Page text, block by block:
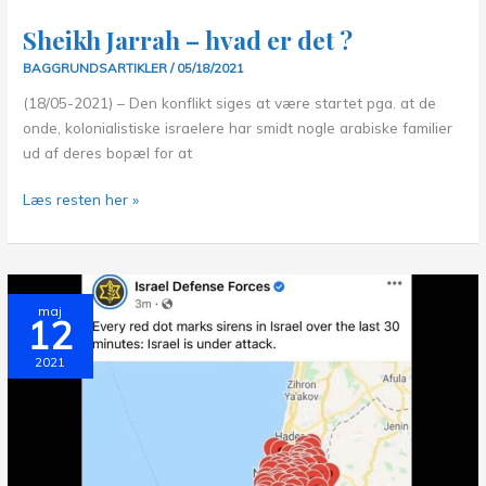
Sheikh Jarrah – hvad er det ?
BAGGRUNDSARTIKLER / 05/18/2021
(18/05-2021) – Den konflikt siges at være startet pga. at de
onde, kolonialistiske israelere har smidt nogle arabiske familier
ud af deres bopæl for at
Sheikh
–
hvad
er
det
Læs resten her »
maj
12
2021